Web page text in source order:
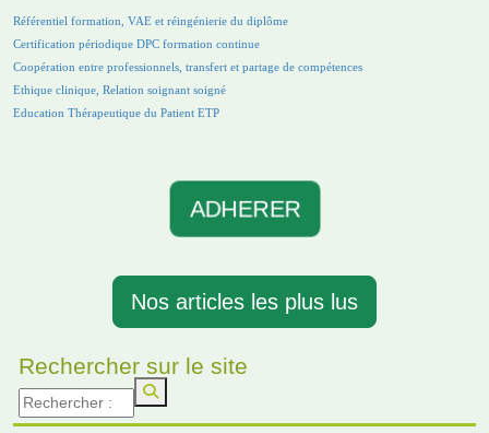
Référentiel formation, VAE et réingénierie du diplôme
Certification périodique DPC formation continue
Coopération entre professionnels, transfert et partage de compétences
Ethique clinique, Relation soignant soigné
Education Thérapeutique du Patient ETP
ADHERER
Nos articles les plus lus
Rechercher sur le site